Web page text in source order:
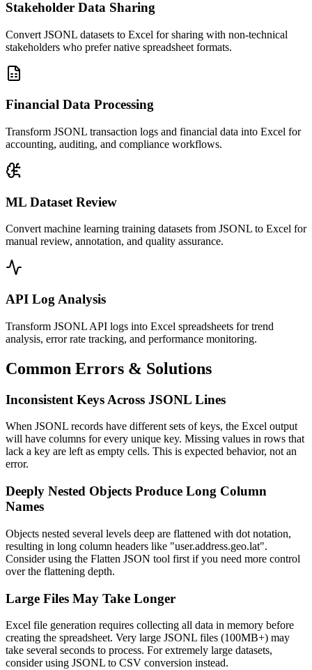
Stakeholder Data Sharing
Convert JSONL datasets to Excel for sharing with non-technical
stakeholders who prefer native spreadsheet formats.
Financial Data Processing
Transform JSONL transaction logs and financial data into Excel for
accounting, auditing, and compliance workflows.
ML Dataset Review
Convert machine learning training datasets from JSONL to Excel for
manual review, annotation, and quality assurance.
API Log Analysis
Transform JSONL API logs into Excel spreadsheets for trend
analysis, error rate tracking, and performance monitoring.
Common Errors & Solutions
Inconsistent Keys Across JSONL Lines
When JSONL records have different sets of keys, the Excel output
will have columns for every unique key. Missing values in rows that
lack a key are left as empty cells. This is expected behavior, not an
error.
Deeply Nested Objects Produce Long Column
Names
Objects nested several levels deep are flattened with dot notation,
resulting in long column headers like "user.address.geo.lat".
Consider using the Flatten JSON tool first if you need more control
over the flattening depth.
Large Files May Take Longer
Excel file generation requires collecting all data in memory before
creating the spreadsheet. Very large JSONL files (100MB+) may
take several seconds to process. For extremely large datasets,
consider using JSONL to CSV conversion instead.